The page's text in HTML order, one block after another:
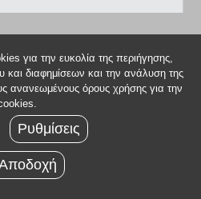
για την ευκολία της περιήγησης,
και διαφημίσεων και την ανάλυση της
ανανεωμένους όρους χρήσης για την
Ρυθμίσεις